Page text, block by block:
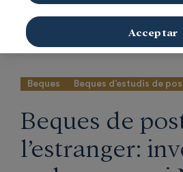
Marc Expòsit i Alfredo Quijano amb
Imatge cedida pels
Beques Beques d’estudis de
Beques de
l’estranger:
Acceptar